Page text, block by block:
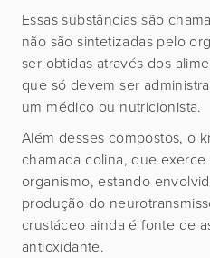
Essas substâncias são
não são sintetizadas pelo
ser obtidas através dos
que só devem ser
um médico ou nutricionista.
Além desses compostos, o
chamada colina, que
organismo, estando
produção do
crustáceo ainda é fonte de
antioxidante.